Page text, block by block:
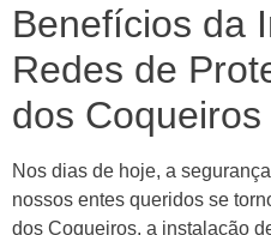
Benefícios da
Redes de
dos Coqueiros
Nos dias de hoje, a
nossos entes queridos se
dos Coqueiros, a instalação